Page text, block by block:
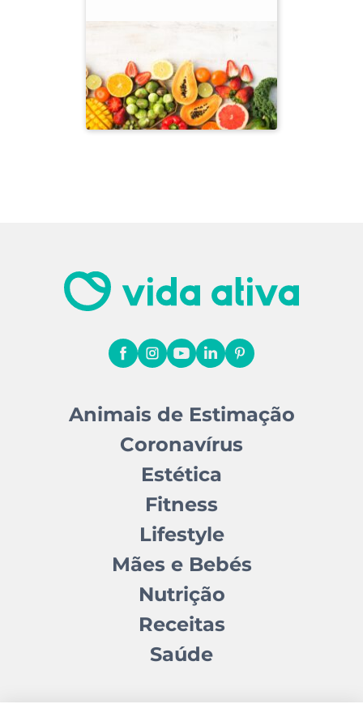
Animais de Estimação
Coronavírus
Estética
Fitness
Lifestyle
Mães e Bebés
Nutrição
Receitas
Saúde